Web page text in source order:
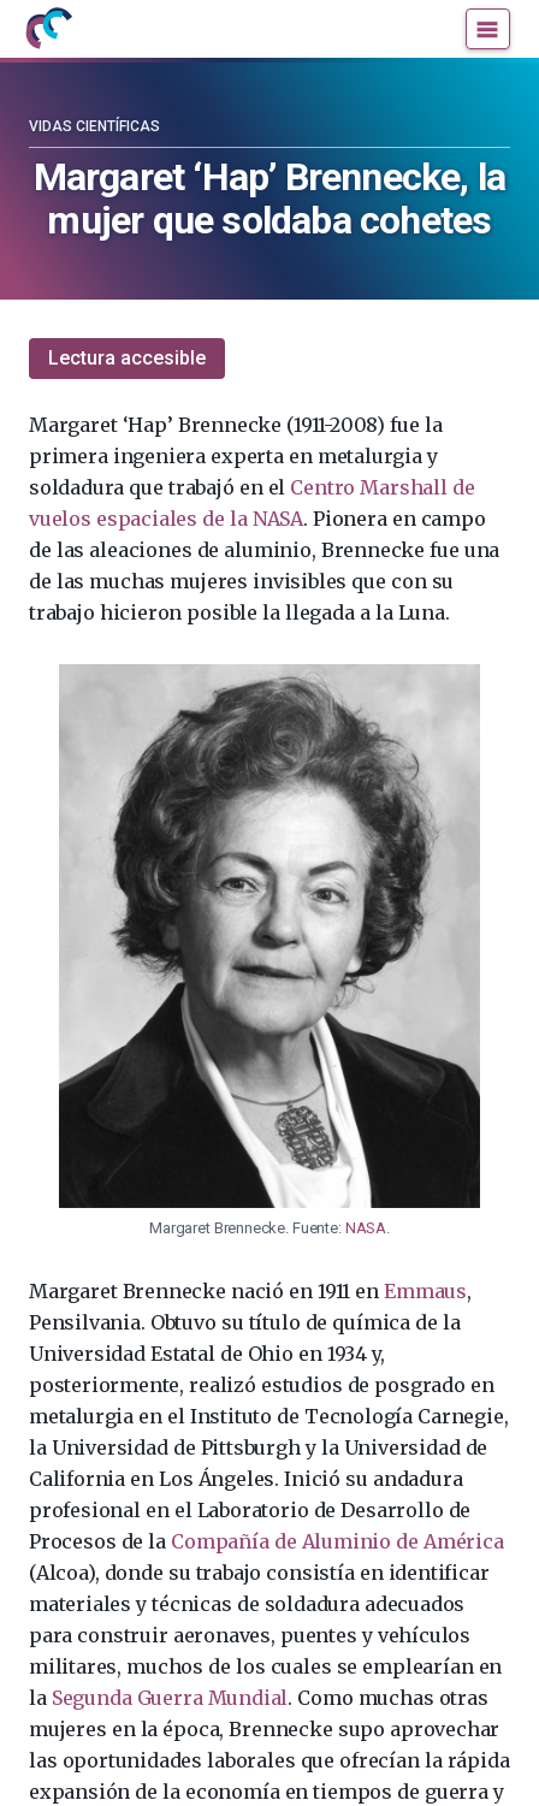
Mujeres
con
Cultura
Científica
la
blog
Cultura
Científica
la
Margaret ‘Hap’ Brennecke, la
mujer que soldaba cohetes
VIDAS CIENTÍFICAS
Lectura accesible
Margaret ‘Hap’ Brennecke (1911-2008) fue la
primera ingeniera experta en metalurgia y
soldadura que trabajó en el Centro Marshall de
vuelos espaciales de la NASA. Pionera en campo
de las aleaciones de aluminio, Brennecke fue una
de las muchas mujeres invisibles que con su
trabajo hicieron posible la llegada a la Luna.
Margaret Brennecke. Fuente: NASA.
Margaret Brennecke nació en 1911 enEmmaus,
Pensilvania. Obtuvo su título de química de la
Universidad Estatal de Ohio en 1934 y,
posteriormente, realizó estudios de posgrado en
metalurgia en el Instituto de Tecnología Carnegie,
la Universidad de Pittsburgh y la Universidad de
California en Los Ángeles. Inició su andadura
profesional en el Laboratorio de Desarrollo de
Procesos de la Compañía de Aluminio de América
(Alcoa), donde su trabajo consistía en identificar
materiales y técnicas de soldadura adecuados
para construir aeronaves, puentes y vehículos
militares, muchos de los cuales se emplearían en
la Segunda Guerra Mundial. Como muchas otras
mujeres en la época, Brennecke supo aprovechar
las oportunidades laborales que ofrecían la rápida
expansión de la economía en tiempos de guerra y